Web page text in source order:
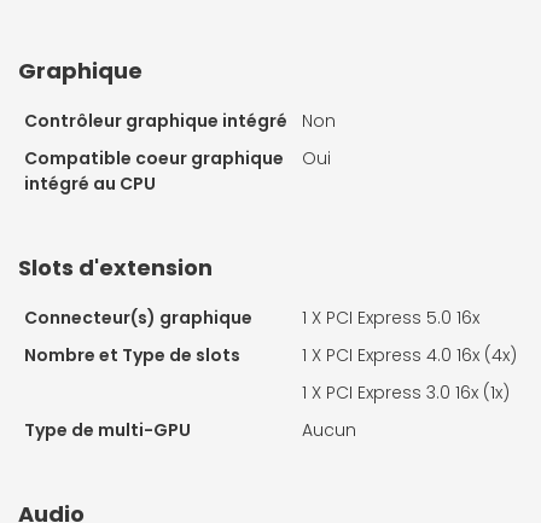
Graphique
Contrôleur graphique intégré
Non
Compatible coeur graphique
intégré au CPU
Oui
Slots d'extension
Connecteur(s) graphique 1 X PCI Express 5.0 16x
Nombre et Type de slots
1 X PCI Express 4.0 16x (4x)
1 X PCI Express 3.0 16x (1x)
Type de multi-GPU
Aucun
Audio